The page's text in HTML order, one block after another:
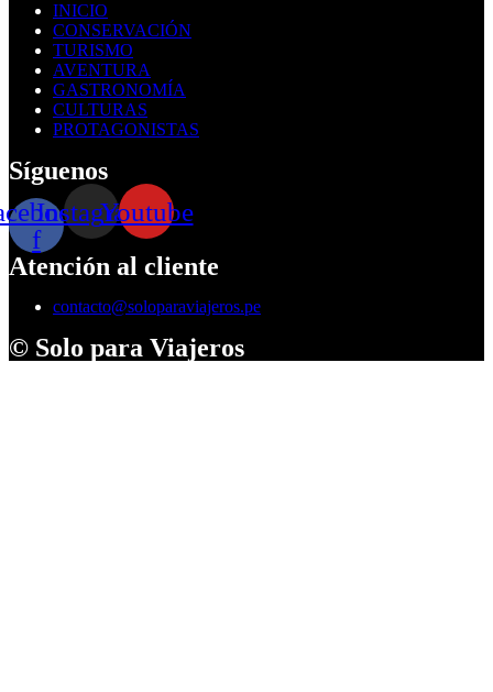
INICIO
CONSERVACIÓN
TURISMO
AVENTURA
GASTRONOMÍA
CULTURAS
PROTAGONISTAS
Síguenos
f
InstagramYoutube
Atención al cliente
contacto@soloparaviajeros.pe
© Solo para Viajeros